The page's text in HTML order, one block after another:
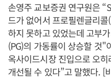
손영주 교보증권 연구원은
드가 없어서 프로필렌글리
하지 못하고 있었는데 고부
(PG)의 가동률이 상승할 것
옥사이드시장 진입으로 오
개선될 수 있다”고 말했다. [